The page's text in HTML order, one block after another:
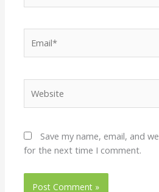
Save my name, email, and
for the next time I comment.